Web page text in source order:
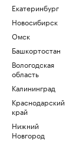
Екатеринбург
Новосибирск
Омск
Башкортостан
Вологодская
область
Калининград
Краснодарский
край
Нижний
Новгород